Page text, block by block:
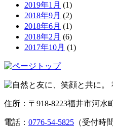
2019年1月 (1)
2018年9月 (2)
2018年6月 (1)
2018年2月 (6)
2017年10月 (1)
住所：〒918-8223福井市河水
電話： 0776-54-5825 （受付時